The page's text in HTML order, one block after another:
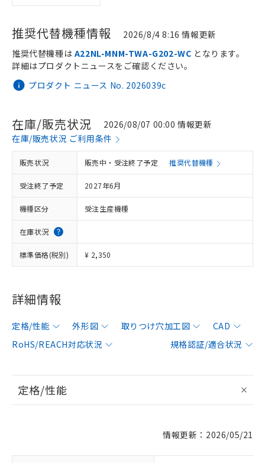
推奨代替機種情報 2026/8/4 8:16 情報更新
プロダクト ニュース No. 2026039c
推奨代替機種は A22NL-MNM-TWA-G202-WC となります。
詳細はプロダクトニュースをご確認ください。
在庫/販売状況
2026/08/07 00:00 情報更新
在庫/販売状況 ご利用条件
販売状況 販売中・受注終了予定 推奨代替機種
受注終了予定 2027年6月
機種区分 受注生産機種
在庫状況
標準価格(税別) ¥ 2,350
詳細情報
定格/性能 外形図 取りつけ穴加工図
CAD
RoHS/REACH対応状況
規格認証/適合状況
定格/性能
情報更新：2026/05/21